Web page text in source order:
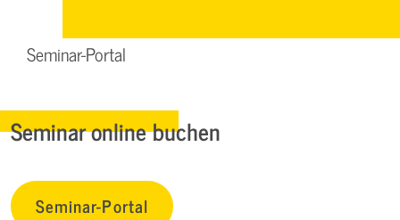
Seminar-Portal
Seminar online buchen
Seminar-Portal